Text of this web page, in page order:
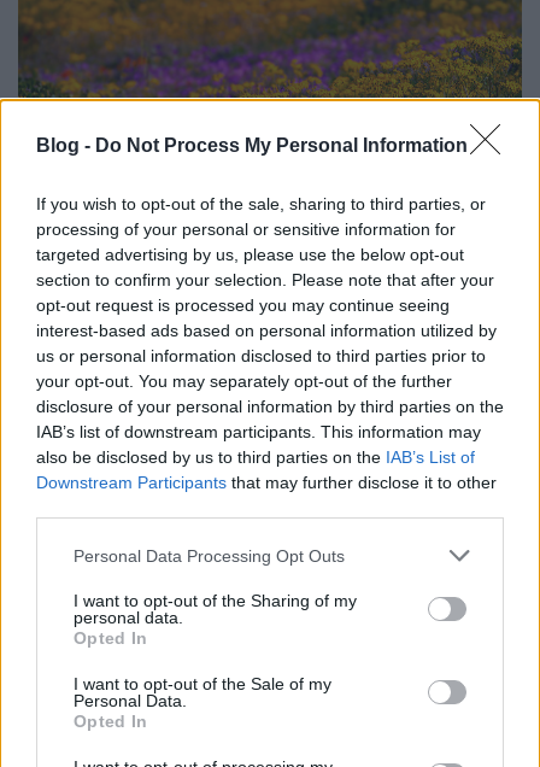
Blog - Do Not Process My Personal Information
If you wish to opt-out of the sale, sharing to third parties, or
processing of your personal or sensitive information for
targeted advertising by us, please use the below opt-out
section to confirm your selection. Please note that after your
opt-out request is processed you may continue seeing
interest-based ads based on personal information utilized by
us or personal information disclosed to third parties prior to
your opt-out. You may separately opt-out of the further
disclosure of your personal information by third parties on the
IAB’s list of downstream participants. This information may
also be disclosed by us to third parties on the IAB’s List of
Downstream Participants that may further disclose it to other
Please note that this website/app uses one or more Google
not limited to your visit or usage behaviour. You may click to
grant or deny consent to Google and its third-party tags to
use your data for below specified purposes in below Google
consent section.
Personal Data Processing Opt Outs
I want to opt-out of the Sharing of my
personal data.
Opted In
I want to opt-out of the Sale of my
Personal Data.
Opted In